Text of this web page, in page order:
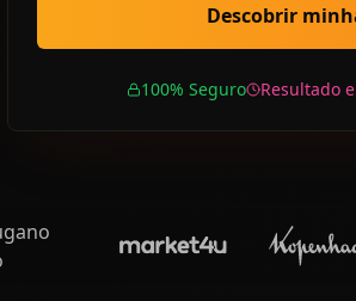
Descobrir
100% Seguro Resultado